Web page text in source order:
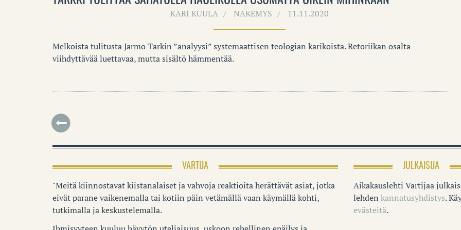
KARI KUULA NÄKEMYS 11.11.2020
Melkoista tulitusta Jarmo Tarkin ”analyysi” systemaattisen teologian karikoista. Retoriikan osalta
viihdyttävää luettavaa, mutta sisältö hämmentää.
VARTIJA
"Meitä kiinnostavat kiistanalaiset ja vahvoja reaktioita herättävät asiat, jotka
eivät parane vaikenemalla tai kotiin päin vetämällä vaan käymällä kohti,
tutkimalla ja keskustelemalla.
JULKAISIJA
Aikakauslehti Vartijaa
lehden kannatusyhdistys.
evästeitä.